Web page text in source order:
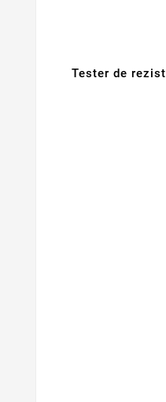
Tester de